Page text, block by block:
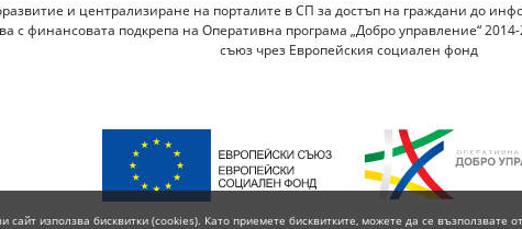
и централизиране на порталите в СП за достъп на граждани до
с финансовата подкрепа на Оперативна програма „Добро управление“
съюз чрез Европейския социален фонд
сайт използва бисквитки (cookies). Като приемете бисквитките, можете да се възползвате